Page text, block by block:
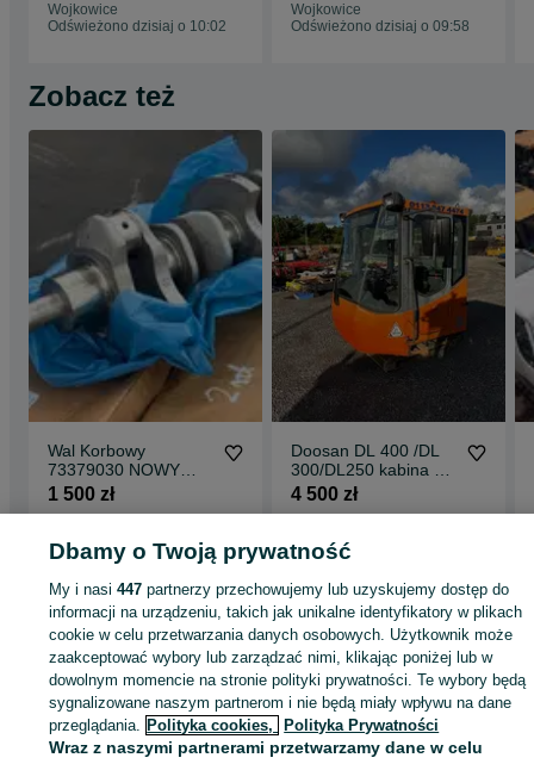
Wojkowice
Odświeżono dzisiaj o 10:02
Wojkowice
Odświeżono dzisiaj o 09:58
Zobacz też
Wal Korbowy
73379030 NOWY
new holland case
1 500 zł
Wojkowice
24 lipca 2026
Doosan DL 400 /DL
300/DL250 kabina do
ładowarki
4 500 zł
Wojkowice
27 lipca 2026
Strona główna Rolnictwo Części do maszyn rolniczych
Części do maszyn
rolniczych - Śląskie
Części do maszyn rolniczych - Wojkowice
KATEGORIA
Dbamy o Twoją prywatność
My i nasi447 partnerzy przechowujemy lub uzyskujemy dostęp do
informacji na urządzeniu, takich jak unikalne identyfikatory w plikach
cookie w celu przetwarzania danych osobowych. Użytkownik może
zaakceptować wybory lub zarządzać nimi, klikając poniżej lub w
dowolnym momencie na stronie polityki prywatności. Te wybory będą
sygnalizowane naszym partnerom i nie będą miały wpływu na dane
przeglądania. Polityka cookies, Polityka Prywatności
Wraz z naszymi partnerami przetwarzamy dane w celu